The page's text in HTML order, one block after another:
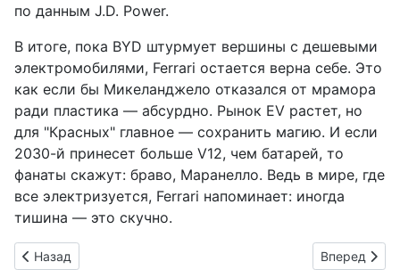
по данным J.D. Power.
В итоге, пока BYD штурмует вершины с дешевыми
электромобилями, Ferrari остается верна себе. Это
как если бы Микеланджело отказался от мрамора
ради пластика — абсурдно. Рынок EV растет, но
для "Красных" главное — сохранить магию. И если
2030-й принесет больше V12, чем батарей, то
фанаты скажут: браво, Маранелло. Ведь в мире, где
все электризуется, Ferrari напоминает: иногда
тишина — это скучно.
Предыдущий: Mapple на CEATEC 2025: Цифровые карты,
Назад Следующий:
Вперед